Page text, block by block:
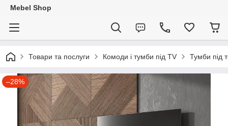
Mebel Shop
Товари та послуги Комоди і тумби під TV Тумби під
–28%